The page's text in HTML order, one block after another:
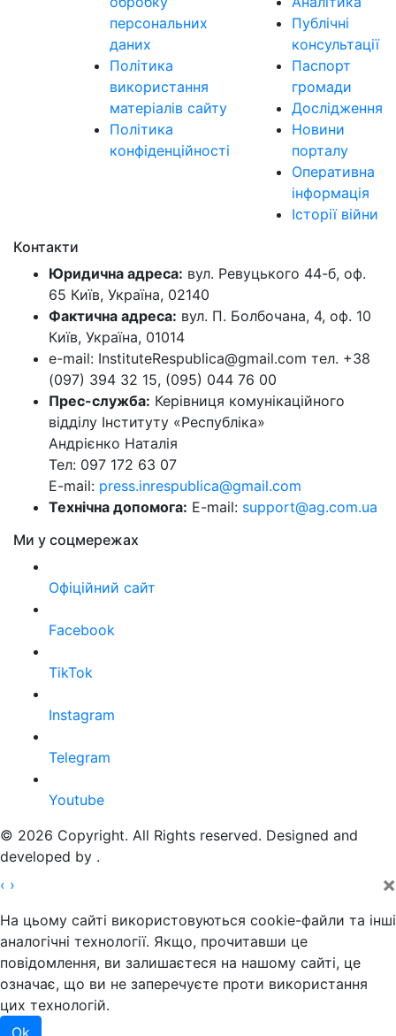
персональних
даних
Політика
використання
матеріалів сайту
Політика
конфіденційності
Публічні
консультації
Паспорт
громади
Дослідження
Новини
порталу
Оперативна
інформація
Історії війни
Контакти
Юридична адреса: вул. Ревуцького 44-б, оф.
65 Київ, Україна, 02140
Фактична адреса: вул. П. Болбочана, 4, оф. 10
Київ, Україна, 01014
e-mail: InstituteRespublica@gmail.com тел. +38
(097) 394 32 15, (095) 044 76 00
Прес-служба: Керівниця комунікаційного
відділу Інституту «Республіка»
Андрієнко Наталія
Тел: 097 172 63 07
E-mail: press.inrespublica@gmail.com
Технічна допомога: E-mail: support@ag.com.ua
Ми у соцмережах
Офіційний сайт
Facebook
TikTok
Instagram
Telegram
Youtube
© 2026 Copyright. All Rights reserved. Designed and
developed by .
‹ › ×
На цьому сайті використовуються cookie-файли та інші
аналогічні технології. Якщо, прочитавши це
повідомлення, ви залишаєтеся на нашому сайті, це
означає, що ви не заперечуєте проти використання
цих технологій.
Ok